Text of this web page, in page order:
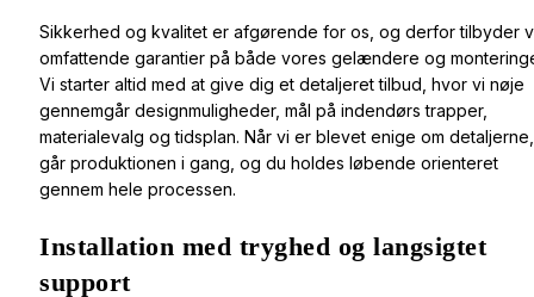
Sikkerhed og kvalitet er afgørende for os, og derfor tilbyder
omfattende garantier på både vores gelændere og
Vi starter altid med at give dig et detaljeret tilbud, hvor vi nøje
gennemgår designmuligheder, mål på indendørs trapper,
materialevalg og tidsplan. Når vi er blevet enige om detaljerne,
går produktionen i gang, og du holdes løbende orienteret
gennem hele processen.
Installation med tryghed og langsigtet
support